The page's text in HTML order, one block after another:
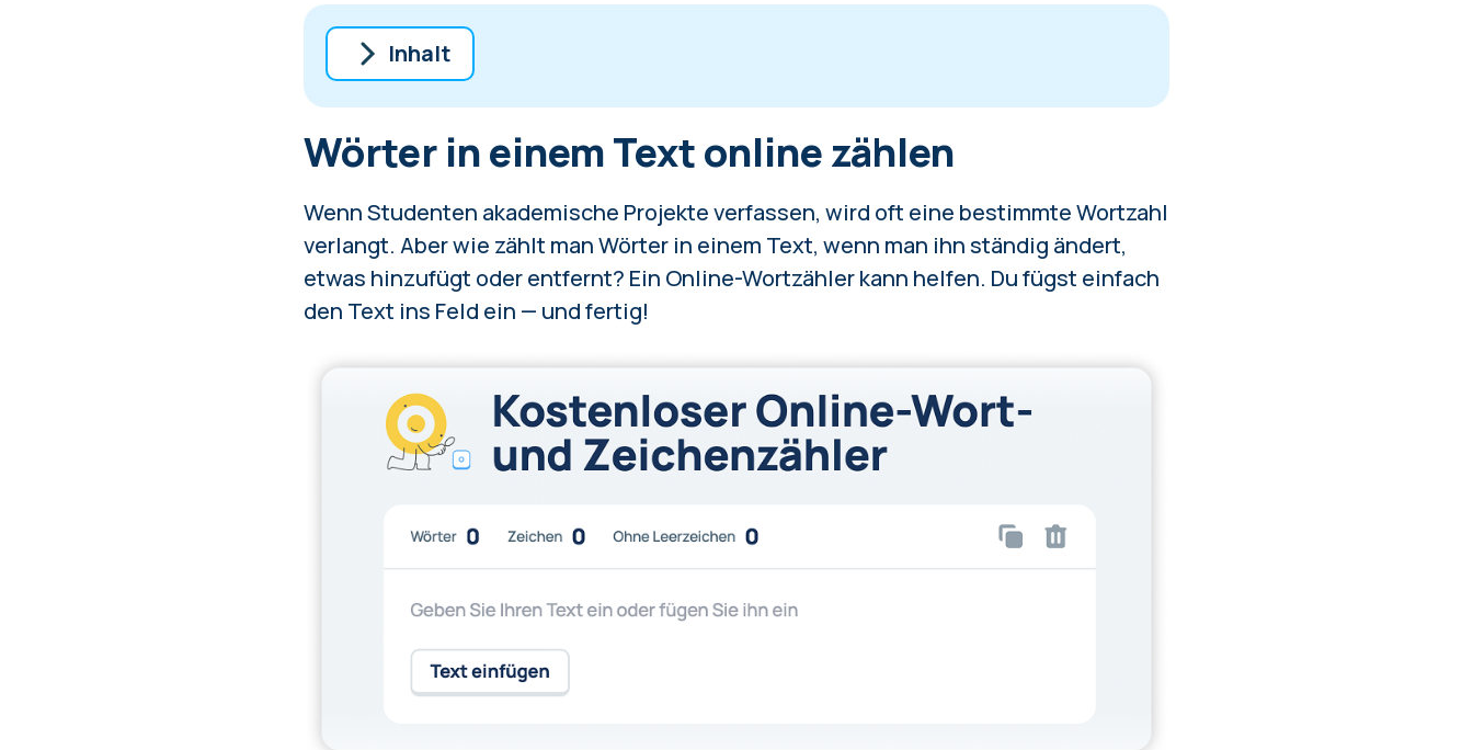
Inhalt
Wörter in einem Text online zählen
Wie man Wörter in Google Docs zählt
Wie man Wörter in Word zählt
Welches Werkzeug zum Zählen von Wörtern und Zeichen wählen
Wörter in einem Text online zählen
Wenn Studenten akademische Projekte verfassen, wird oft eine bestimmte Wortzahl
verlangt. Aber wie zählt man Wörter in einem Text, wenn man ihn ständig ändert,
etwas hinzufügt oder entfernt? Ein Online-Wortzähler kann helfen. Du fügst einfach
den Text ins Feld ein — und fertig!